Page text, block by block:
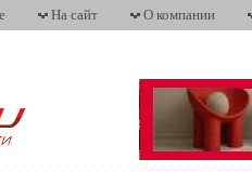
На сайт О компании